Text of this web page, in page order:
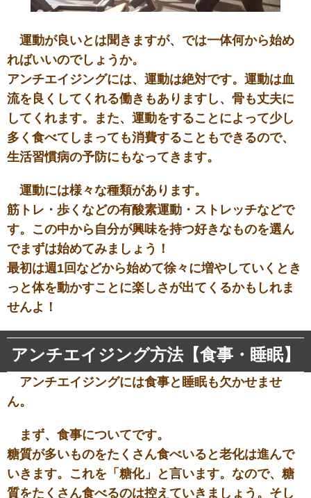
運動が良いとは聞きますが、では一体何から始め
ればいいのでしょうか。
アンチエイジングには、運動は絶対です。運動は血
流を良くしてくれる働きもありますし、骨も丈夫に
してくれます。また、運動をすることによって少し
多く食べてしまっても消費することもできるので、
生活習慣病の予防にもなってきます。
運動には様々な種類があります。
筋トレ・歩くなどの有酸素運動・ストレッチなどで
す。この中から自分が興味を持つ好きなものを選ん
でまずは始めてみましょう！
最初は週1回などから始めて徐々に増やしていくとき
っと体を動かすことに楽しさが出てくるかもしれま
せんよ！
アンチエイジング方法【食事・睡眠】
アンチエイジングには食事と睡眠も欠かせませ
ん。
まず、食事についてです。
糖質が多いものをたくさん食べいると老化は進んで
いきます。これを「糖化」と言います。なので、糖
質をたくさん食べるのは控えていきましょう。そし